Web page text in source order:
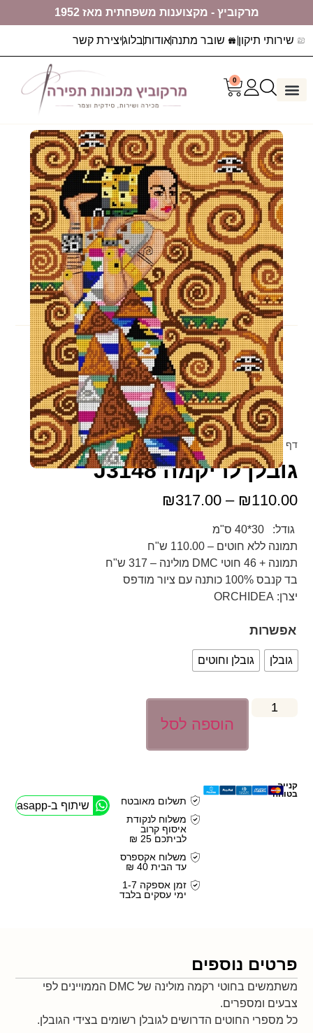
מרקוביץ - מקצוענות משפחתית מאז 1952
שירותי תיקון שובר מתנהאודותבלוגיצירת קשר
0
דף הבית»מוצרים»גובלנים»גובלן לריקמה J3148
גובלן לריקמה J3148
₪110.00
–
₪317.00
גודל: 30*40 ס"מ
תמונה ללא חוטים – 110.00 ש"ח
תמונה + 46 חוטי DMC מולינה – 317 ש"ח
בד קנבס 100% כותנה עם ציור מודפס
יצרן: ORCHIDEA
אפשרות
גובלן גובלן וחוטים
הוספה לסל
קנייה
בטוחה
תשלום מאובטח
משלוח לנקודת
איסוף קרוב
לביתכם 25 ₪
משלוח אקספרס
עד הבית 40 ₪
זמן אספקה 1-7
ימי עסקים בלבד
שיתוף ב-Whasapp
פרטים נוספים
משתמשים בחוטי רקמה מולינה של DMC הממויינים לפי
צבעים ומספרים.
כל מספרי החוטים הדרושים לגובלן רשומים בצידי הגובלן.